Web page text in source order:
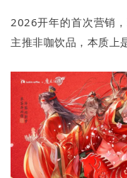
2026开年的首次营销
主推非咖饮品，本质上